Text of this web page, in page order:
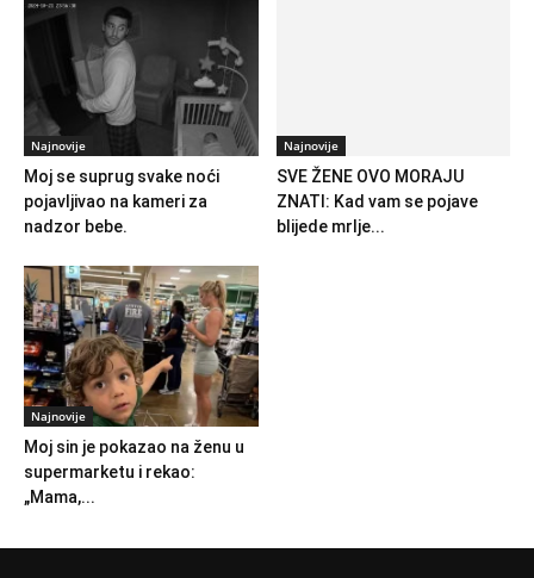
Najnovije
Moj se suprug svake noći
pojavljivao na kameri za
nadzor bebe.
Najnovije
SVE ŽENE OVO MORAJU
ZNATI: Kad vam se pojave
blijede mrlje...
Najnovije
Moj sin je pokazao na ženu u
supermarketu i rekao:
„Mama,...